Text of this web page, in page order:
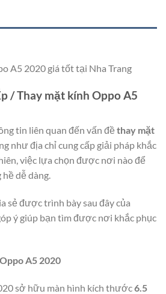
A5 2020 giá tốt tại Nha Trang
/ Thay mặt kính Oppo A5
tin liên quan đến vấn đề thay mặt
như địa chỉ cung cấp giải pháp khắc
việc lựa chọn được nơi nào để
dễ dàng.
sẻ được trình bày sau đây của
ý giúp bạn tìm được nơi khắc phục
A5 2020
sở hữu màn hình kích thước6.5